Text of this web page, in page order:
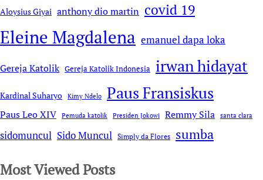
Aloysius Giyai anthony dio martin covid 19
Eleine Magdalena emanuel dapa loka
Gereja Katolik Gereja Katolik Indonesia irwan hidayat
Kardinal Suharyo Kimy Ndelo Paus Fransiskus
Paus Leo XIV Pemuda katolik Presiden Jokowi Remmy Sila santa clara
sidomuncul Sido Muncul Simply da Flores sumba
Most Viewed Posts